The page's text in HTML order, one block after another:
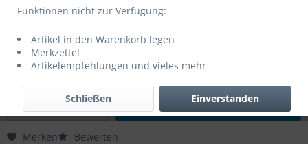
0,00 € *
Inhalt: 1 Stück
zzgl. MwSt.zzgl. Versandkosten
Warenkorb
Merken Bewerten
Funktionen nicht zur Verfügung:
Artikel in den Warenkorb legen
Merkzettel
Artikelempfehlungen und vieles mehr
Einverstanden
Schließen